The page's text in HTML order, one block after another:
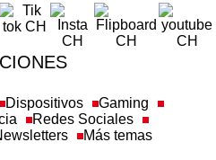
Dispositivos
Gaming
Redes Sociales
Más temas